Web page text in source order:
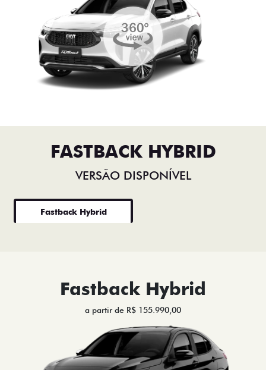
FASTBACK HYBRID
VERSÃO DISPONÍVEL
Fastback Hybrid
Fastback Hybrid
a partir de R$ 155.990,00